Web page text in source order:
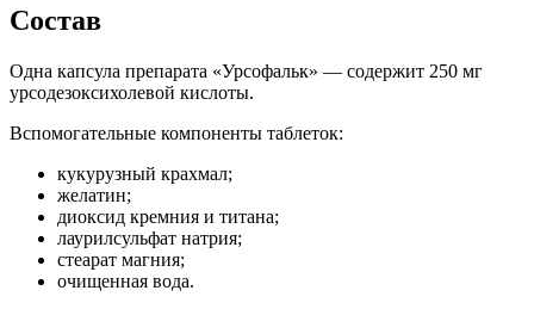
Состав
Одна капсула препарата «Урсофальк» — содержит 250 мг
урсодезоксихолевой кислоты.
Вспомогательные компоненты таблеток:
кукурузный крахмал;
желатин;
диоксид кремния и титана;
лаурилсульфат натрия;
стеарат магния;
очищенная вода.